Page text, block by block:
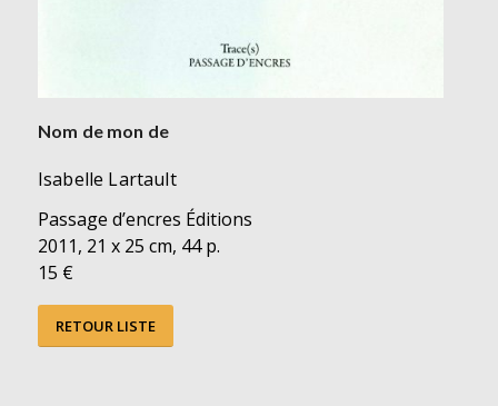
Nom de mon de
Isabelle Lartault
Passage d’encres Éditions
2011, 21 x 25 cm, 44 p.
15 €
RETOUR LISTE